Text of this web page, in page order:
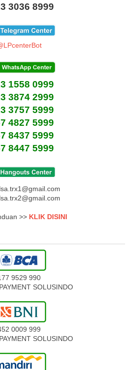
3036 8999
1558 0999
3874 2999
3757 5999
4827 5999
8437 5999
8447 5999
>> KLIK DISINI
9529 990
SOLUSINDO
0009 999
SOLUSINDO